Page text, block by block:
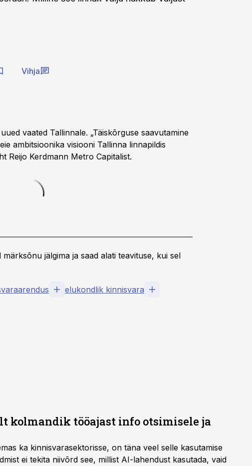
Vihja
vaated Tallinnale. „Täiskõrguse saavutamine
ambitsioonika visiooni Tallinna linnapildis
Reijo Kerdmann Metro Capitalist.
märksõnu jälgima ja saad alati teavituse, kui sel
elukondlik kinnisvara
kolmandik tööajast info otsimisele ja
ka kinnisvarasektorisse, on täna veel selle kasutamise
ei tekita niivõrd see, millist AI-lahendust kasutada, vaid